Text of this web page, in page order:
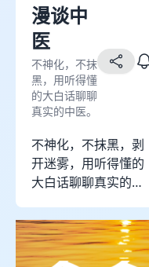
漫谈中
医
不神化，不抹
黑，用听得懂
的大白话聊聊
真实的中医。
不神化，不抹黑，剥
开迷雾，用听得懂的
大白话聊聊真实的中
人健康的中医播客，
让我们用中医的智
慧，一起守护健康每